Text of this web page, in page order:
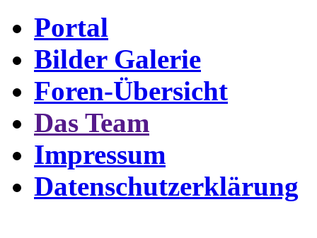
Portal
Bilder Galerie
Foren-Übersicht
Das Team
Impressum
Datenschutzerklärung